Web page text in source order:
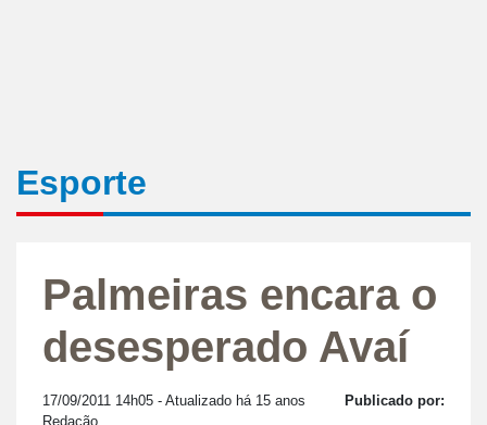
Esporte
Palmeiras encara o
desesperado Avaí
17/09/2011 14h05 - Atualizado há 15 anos
Publicado por:
Redação